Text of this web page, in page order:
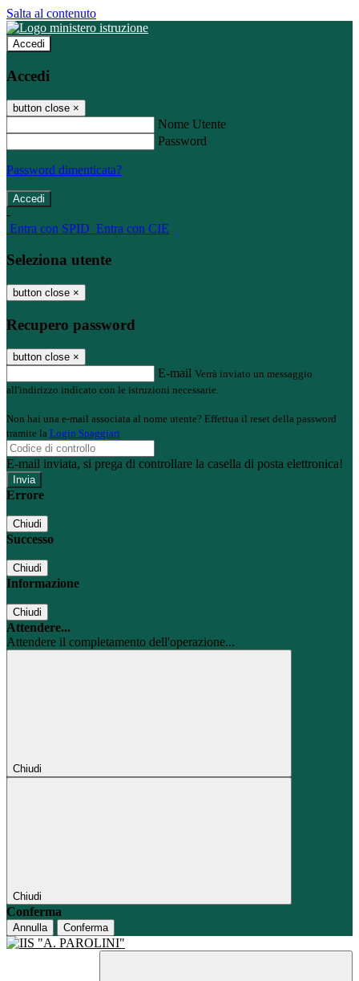
Salta al contenuto
Accedi
Accedi
button close ×
Nome Utente
Password
Password dimenticata?
-
Entra con SPID Entra con CIE
Seleziona utente
button close ×
Recupero password
button close ×
E-mail Verrà inviato un messaggio
all'indirizzo indicato con le istruzioni necessarie.
Non hai una e-mail associata al nome utente? Effettua il reset della password
tramite la Login Spaggiari
E-mail inviata, si prega di controllare la casella di posta elettronica!
Errore
Chiudi
Successo
Chiudi
Informazione
Chiudi
Attendere...
Attendere il completamento dell'operazione...
Chiudi
Chiudi
Conferma
Annulla Conferma